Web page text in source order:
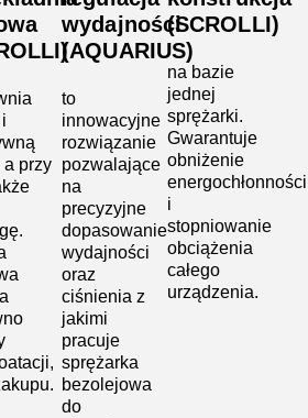
a przy
wydajności
(AQUARIUS)
to
innowacyjne
rozwiązanie
pozwalające
na
precyzyjne
dopasowanie
wydajności
oraz
ciśnienia z
jakimi
pracuje
sprężarka
bezolejowa
do
(SCROLLI)
na bazie
jednej
sprężarki.
Gwarantuje
obniżenie
energochłonności
i
stopniowanie
obciążenia
całego
urządzenia.